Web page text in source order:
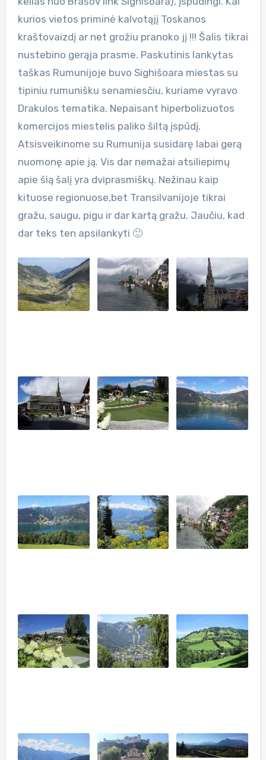
kurios vietos priminė kalvotąjį Toskanos
kraštovaizdį ar net grožiu pranoko jį !!! Šalis tikrai
nustebino gerąja prasme. Paskutinis lankytas
taškas Rumunijoje buvo Sighišoara miestas su
tipiniu rumunišku senamiesčiu, kuriame vyravo
Drakulos tematika. Nepaisant hiperbolizuotos
komercijos miestelis paliko šiltą įspūdį.
Atsisveikinome su Rumunija susidarę labai gerą
nuomonę apie ją. Vis dar nemažai atsiliepimų
apie šią šalį yra dviprasmiškų. Nežinau kaip
kituose regionuose,bet Transilvanijoje tikrai
gražu, saugu, pigu ir dar kartą gražu. Jaučiu, kad
dar teks ten apsilankyti 🙂